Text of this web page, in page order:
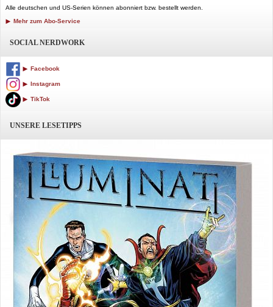
Alle deutschen und US-Serien können abonniert bzw. bestellt werden.
Mehr zum Abo-Service
SOCIAL NERDWORK
Facebook
Instagram
TikTok
UNSERE LESETIPPS